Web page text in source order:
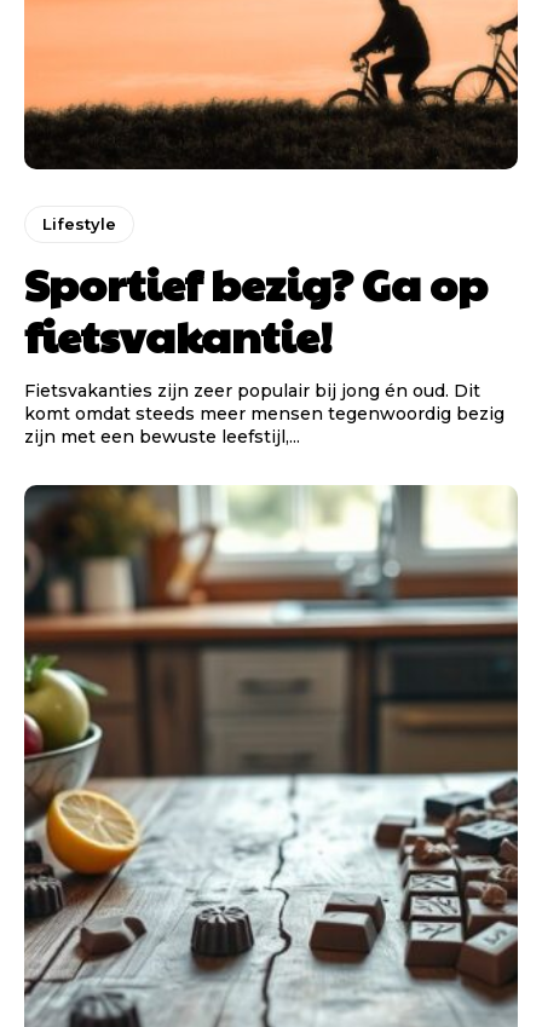
Lifestyle
Sportief bezig? Ga op
fietsvakantie!
Fietsvakanties zijn zeer populair bij jong én oud. Dit
komt omdat steeds meer mensen tegenwoordig bezig
zijn met een bewuste leefstijl,...